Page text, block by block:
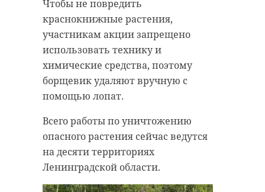
Чтобы не повредить
краснокнижные растения,
участникам акции запрещено
использовать технику и
химические средства, поэтому
борщевик удаляют вручную с
помощью лопат.
Всего работы по уничтожению
опасного растения сейчас ведутся
на десяти территориях
Ленинградской области.